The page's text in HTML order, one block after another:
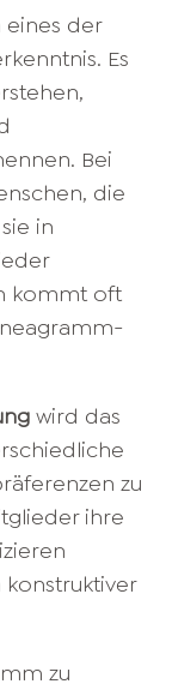
eines der
Es
Bei
die
in
kommt oft
wird das
zu
ihre
zu